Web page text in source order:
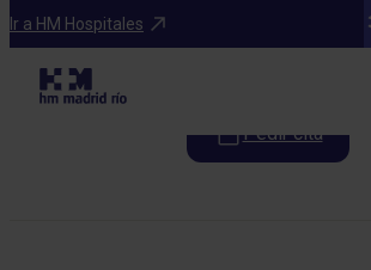
Ir a HM Hospitales
Especialidades
Patología de la
Pedir cita